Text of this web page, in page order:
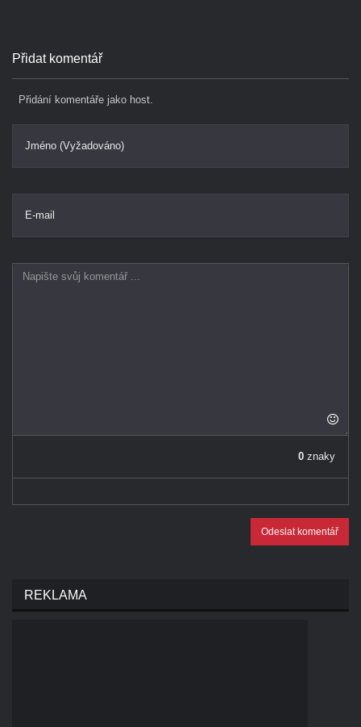
Přidat komentář
Přidání komentáře jako host.
Jméno (Vyžadováno)
E-mail
0 znaky
Odeslat komentář
REKLAMA